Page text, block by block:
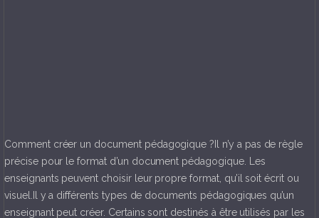
Comment créer un document pédagogique ?Il n’y a pas de règle
précise pour le format d’un document pédagogique. Les
enseignants peuvent choisir leur propre format, qu’il soit écrit ou
visuel.Il y a différents types de documents pédagogiques qu’un
enseignant peut créer. Certains sont destinés à être utilisés par les